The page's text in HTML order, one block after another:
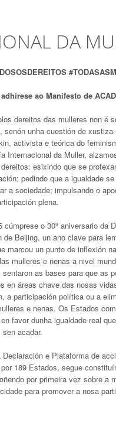
DA
ao Manifesto de
dereitos das mulleres non é
senón unha cuestión de xustiza
activista e teórica do
Internacional da Muller,
esixindo que se
pedindo que a igualdade
a sociedade; impulsando o
plena.
cúmprese o 30º aniversario da
de Beijing, un ano clave para
marcou un punto de inflexión
mulleres e nenas a nivel
sentaron as bases para que as
en áreas chave das nosas
a participación política ou a
e nenas. Os Estados
favor dunha igualdade real
acadar.
Declaración e Plataforma de
189 Estados, segue
por primeira vez sobre a
para promover a nosa